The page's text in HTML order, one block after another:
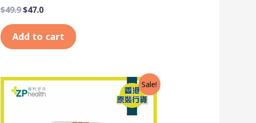
$49.9$47.0
Add to cart
Sale!
Original
price
Current
price